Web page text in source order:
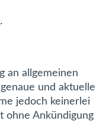
.
an allgemeinen
und aktuelle
jedoch keinerlei
ohne Ankündigung